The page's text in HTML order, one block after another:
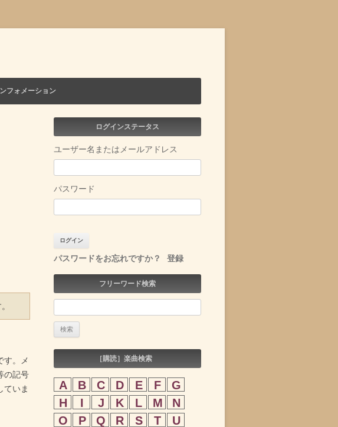
フォメーション
す。メ
の記号
ていま
ログインステータス
ユーザー名またはメールアドレス
パスワード
パスワードをお忘れですか？ 登録
フリーワード検索
索:
［購読］楽曲検索
A B C D E F
G
H
I J K L M
N
O
P Q R S T
U